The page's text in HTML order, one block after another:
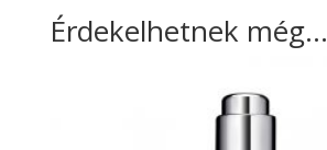
Érdekelhetnek még…